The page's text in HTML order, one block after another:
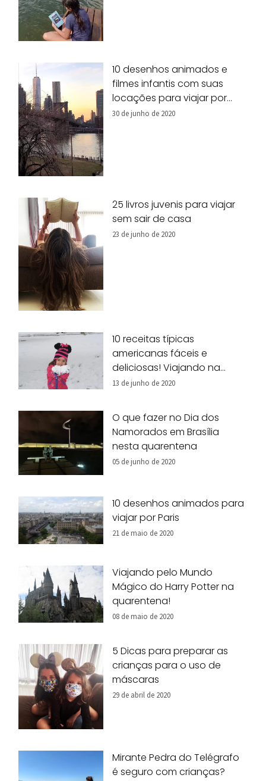
10 desenhos animados e
filmes infantis com suas
locações para viajar por
Nova York!
30 de junho de 2020
25 livros juvenis para viajar
sem sair de casa
23 de junho de 2020
10 receitas típicas
americanas fáceis e
deliciosas! Viajando na
nossa cozinha!
13 de junho de 2020
O que fazer no Dia dos
Namorados em Brasília
nesta quarentena
05 de junho de 2020
10 desenhos animados para
viajar por Paris
21 de maio de 2020
Viajando pelo Mundo
Mágico do Harry Potter na
quarentena!
08 de maio de 2020
5 Dicas para preparar as
crianças para o uso de
máscaras
29 de abril de 2020
Mirante Pedra do Telégrafo
é seguro com crianças?